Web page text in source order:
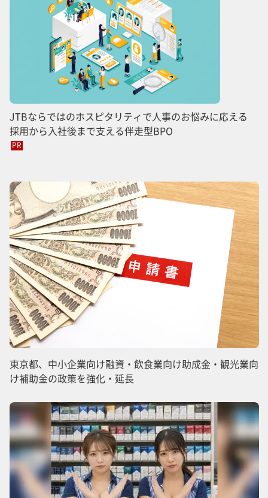
JTBならではのホスピタリティで人事のお悩みに応える
採用から入社後まで支える伴走型BPO
PR
東京都、中小企業向け融資・飲食業向け助成金・観光業向
け補助金の政策を強化・延長